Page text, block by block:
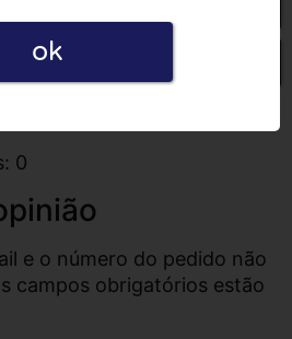
uma opinião
0
e o número do pedido não
campos obrigatórios estão
ok